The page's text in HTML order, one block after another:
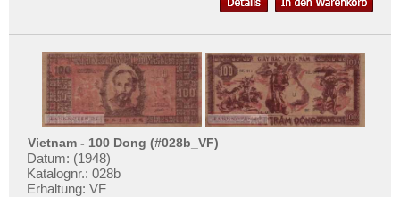
Vietnam - 100 Dong (#028b_VF)
Datum: (1948)
Katalognr.: 028b
Erhaltung: VF